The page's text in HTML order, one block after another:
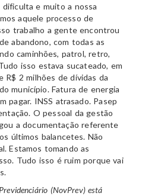
dificulta e muito a nossa
aquele processo de
trabalho a gente encontrou
abandono, com todas as
caminhões, patrol, retro,
isso estava sucateado, em
R$ 2 milhões de dívidas da
município. Fatura de energia
pagar. INSS atrasado. Pasep
O pessoal da gestão
a documentação referente
últimos balancetes. Não
Estamos tomando as
Tudo isso é ruim porque vai
(NovPrev) está